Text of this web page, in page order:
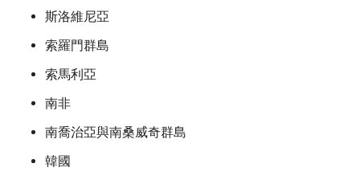
斯洛維尼亞
索羅門群島
索馬利亞
南非
南喬治亞與南桑威奇群島
韓國